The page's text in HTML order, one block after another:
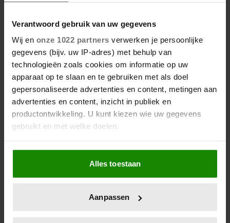
Verantwoord gebruik van uw gegevens
Wij en onze 1022 partners verwerken je persoonlijke
gegevens (bijv. uw IP-adres) met behulp van
technologieën zoals cookies om informatie op uw
apparaat op te slaan en te gebruiken met als doel
gepersonaliseerde advertenties en content, metingen aan
advertenties en content, inzicht in publiek en
productontwikkeling. U kunt kiezen wie uw gegevens
gebruikt en met welke doelen.
Als u het toestaat, willen we ook graag:
Informatie verzamelen over uw geografische
locatie, die tot een paar meter nauwkeurig kan zijn
scannen op specifieke eigenschappen (fingerprinting)
Alles toestaan
Aanpassen
06/08/2026
‘LIEFST EEN LEGER AAN
KINDEREN’